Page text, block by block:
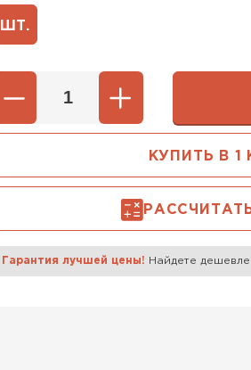
600х400х200
ШТ.
Гарантия лучшей цены! Найдете
ПЕРЕЙТИ
Газобетон Бонолит
ПЕРЕЙТИ